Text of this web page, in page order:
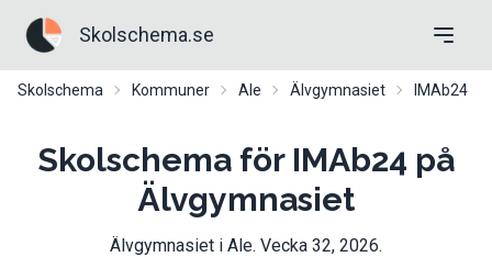
Skolschema.se
Skolschema Kommuner Ale Älvgymnasiet IMAb24
Skolschema för IMAb24 på
Älvgymnasiet
Älvgymnasiet i Ale. Vecka 32, 2026.